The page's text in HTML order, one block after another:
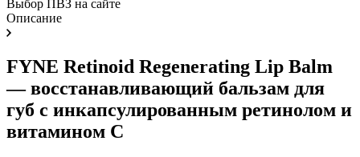
Выбор ПВЗ на сайте
Описание
FYNE Retinoid Regenerating Lip Balm
— восстанавливающий бальзам для
губ с инкапсулированным ретинолом и
витамином C